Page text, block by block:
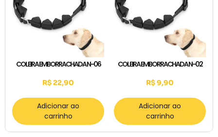
COLEIRA EMBORRACHADA N-06
R$22,90
Adicionar ao
carrinho
COLEIRA EMBORRACHADA N-02
R$9,90
Adicionar ao
carrinho